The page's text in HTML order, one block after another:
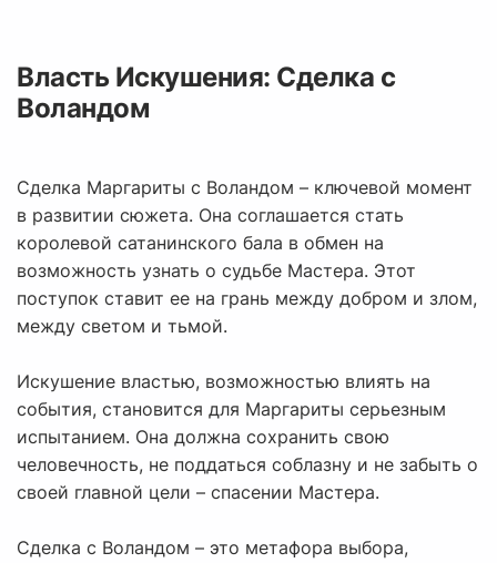
Власть Искушения: Сделка с
Воландом
Сделка Маргариты с Воландом – ключевой момент
в развитии сюжета. Она соглашается стать
королевой сатанинского бала в обмен на
возможность узнать о судьбе Мастера. Этот
поступок ставит ее на грань между добром и злом,
между светом и тьмой.
Искушение властью, возможностью влиять на
события, становится для Маргариты серьезным
испытанием. Она должна сохранить свою
человечность, не поддаться соблазну и не забыть о
своей главной цели – спасении Мастера.
Сделка с Воландом – это метафора выбора,